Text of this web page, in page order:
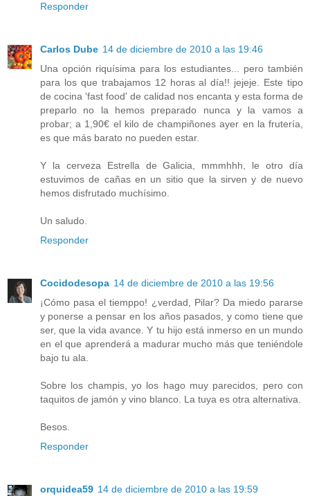
Responder
Carlos Dube 14 de diciembre de 2010 a las 19:46
Una opción riquísima para los estudiantes... pero también
para los que trabajamos 12 horas al día!! jejeje. Este tipo
de cocina 'fast food' de calidad nos encanta y esta forma de
preparlo no la hemos preparado nunca y la vamos a
probar; a 1,90€ el kilo de champiñones ayer en la frutería,
es que más barato no pueden estar.
Y la cerveza Estrella de Galicia, mmmhhh, le otro día
estuvimos de cañas en un sitio que la sirven y de nuevo
hemos disfrutado muchísimo.
Un saludo.
Responder
Cocidodesopa 14 de diciembre de 2010 a las 19:56
¡Cómo pasa el tiemppo! ¿verdad, Pilar? Da miedo pararse
y ponerse a pensar en los años pasados, y como tiene que
ser, que la vida avance. Y tu hijo está inmerso en un mundo
en el que aprenderá a madurar mucho más que teniéndole
bajo tu ala.
Sobre los champis, yo los hago muy parecidos, pero con
taquitos de jamón y vino blanco. La tuya es otra alternativa.
Besos.
Responder
orquidea59 14 de diciembre de 2010 a las 19:59